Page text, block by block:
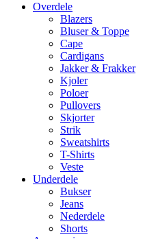
Overdele
Blazers
Bluser & Toppe
Cape
Cardigans
Jakker & Frakker
Kjoler
Poloer
Pullovers
Skjorter
Strik
Sweatshirts
T-Shirts
Veste
Underdele
Bukser
Jeans
Nederdele
Shorts